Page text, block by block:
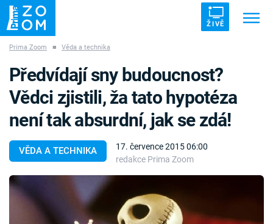
ŽIVĚ
ZÁHADY VETŘELCI DÁVNOVĚKU
Témata
Témata
Prima Zoom ■ Věda a technika
VĚDA A TECHNIKA
17. července 2015 06:00
redakce Prima Zoom
Předvídají sny budoucnost?
Vědci zjistili, ža tato hypotéza
není tak absurdní, jak se zdá!